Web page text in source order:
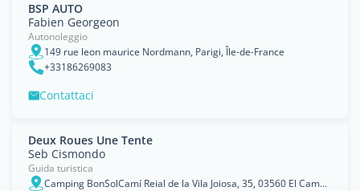
BSP AUTO
Fabien Georgeon
Autonoleggio
149 rue leon maurice Nordmann, Parigi, Île-de-France
+33186269083
Contattaci
Deux Roues Une Tente
Seb Cismondo
Guida turistica
Camping BonSolCamí Reial de la Vila Joiosa, 35, 03560 El Campello, Alicante, Espagne, Paris, R&eacute;gion &Icirc;le-de-France